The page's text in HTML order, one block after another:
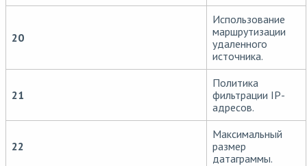
20
Использование
маршрутизации
удаленного
источника.
21
Политика
фильтрации IP-
адресов.
22
Максимальный
размер
датаграммы.